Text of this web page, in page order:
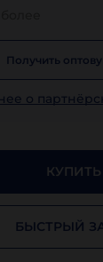
Получить
о
КУПИТЬ
БЫСТРЫЙ